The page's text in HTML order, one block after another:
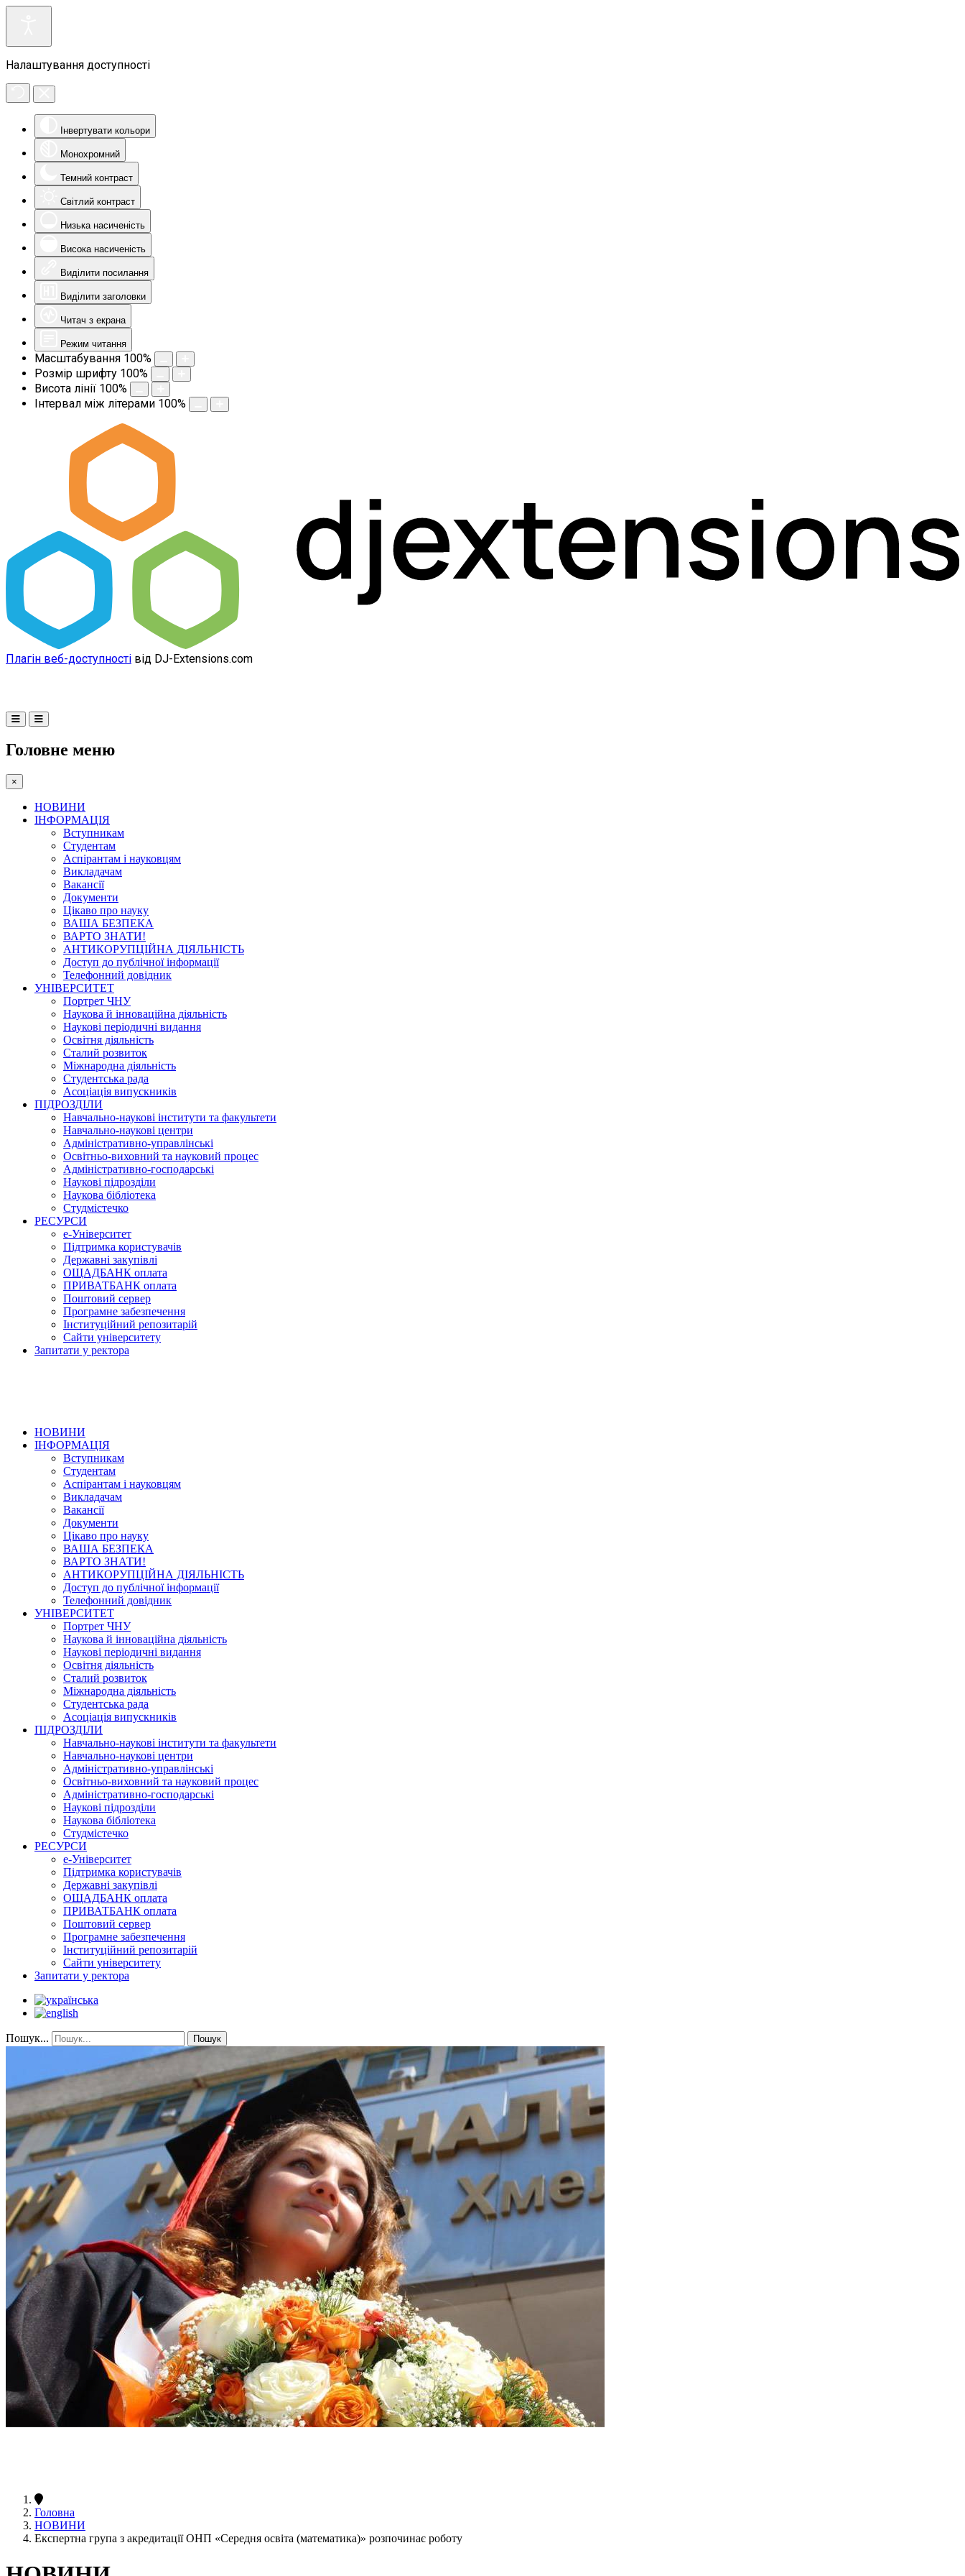
Налаштування доступності
Інвертувати кольори
Монохромний
Темний контраст
Світлий контраст
Низька насиченість
Висока насиченість
Виділити посилання
Виділити заголовки
Читач з екрана
Режим читання
Масштабування 100%
Розмір шрифту 100%
Висота лінії 100%
Інтервал між літерами 100%
Плагін веб-доступності від DJ-Extensions.com
Головне меню
×
НОВИНИ
ІНФОРМАЦІЯ
Вступникам
Студентам
Аспірантам і науковцям
Викладачам
Вакансії
Документи
Цікаво про науку
ВАША БЕЗПЕКА
ВАРТО ЗНАТИ!
АНТИКОРУПЦІЙНА ДІЯЛЬНІСТЬ
Доступ до публічної інформації
Телефонний довідник
УНІВЕРСИТЕТ
Портрет ЧНУ
Наукова й інноваційна діяльність
Наукові періодичні видання
Освітня діяльність
Сталий розвиток
Міжнародна діяльність
Студентська рада
Асоціація випускників
ПІДРОЗДІЛИ
Навчально-наукові інститути та факультети
Навчально-наукові центри
Адміністративно-управлінські
Освітньо-виховний та науковий процес
Адміністративно-господарські
Наукові підрозділи
Наукова бібліотека
Студмістечко
РЕСУРСИ
е-Університет
Підтримка користувачів
Державні закупівлі
ОЩАДБАНК оплата
ПРИВАТБАНК оплата
Поштовий сервер
Програмне забезпечення
Інституційний репозитарій
Сайти університету
Запитати у ректора
НОВИНИ
ІНФОРМАЦІЯ
Вступникам
Студентам
Аспірантам і науковцям
Викладачам
Вакансії
Документи
Цікаво про науку
ВАША БЕЗПЕКА
ВАРТО ЗНАТИ!
АНТИКОРУПЦІЙНА ДІЯЛЬНІСТЬ
Доступ до публічної інформації
Телефонний довідник
УНІВЕРСИТЕТ
Портрет ЧНУ
Наукова й інноваційна діяльність
Наукові періодичні видання
Освітня діяльність
Сталий розвиток
Міжнародна діяльність
Студентська рада
Асоціація випускників
ПІДРОЗДІЛИ
Навчально-наукові інститути та факультети
Навчально-наукові центри
Адміністративно-управлінські
Освітньо-виховний та науковий процес
Адміністративно-господарські
Наукові підрозділи
Наукова бібліотека
Студмістечко
РЕСУРСИ
е-Університет
Підтримка користувачів
Державні закупівлі
ОЩАДБАНК оплата
ПРИВАТБАНК оплата
Поштовий сервер
Програмне забезпечення
Інституційний репозитарій
Сайти університету
Запитати у ректора
Пошук... Пошук
Головна
НОВИНИ
Експертна група з акредитації ОНП «Середня освіта (математика)» розпочинає роботу